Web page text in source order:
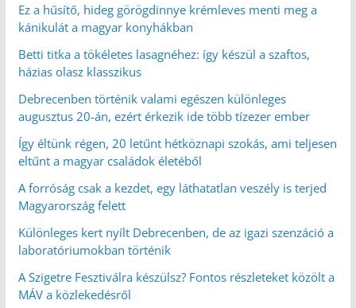
Ez a hűsítő, hideg görögdinnye krémleves menti meg a
kánikulát a magyar konyhákban
Betti titka a tökéletes lasagnéhez: így készül a szaftos,
házias olasz klasszikus
Debrecenben történik valami egészen különleges
augusztus 20-án, ezért érkezik ide több tízezer ember
Így éltünk régen, 20 letűnt hétköznapi szokás, ami teljesen
eltűnt a magyar családok életéből
A forróság csak a kezdet, egy láthatatlan veszély is terjed
Magyarország felett
Különleges kert nyílt Debrecenben, de az igazi szenzáció a
laboratóriumokban történik
A Szigetre Fesztiválra készülsz? Fontos részleteket közölt a
MÁV a közlekedésről